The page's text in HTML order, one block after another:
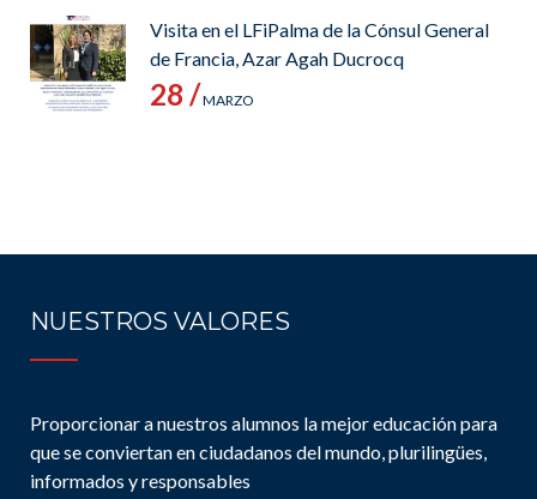
Visita en el LFiPalma de la Cónsul General
de Francia, Azar Agah Ducrocq
28 /MARZO
NUESTROS VALORES
Proporcionar a nuestros alumnos la mejor educación para
que se conviertan en ciudadanos del mundo, plurilingües,
informados y responsables